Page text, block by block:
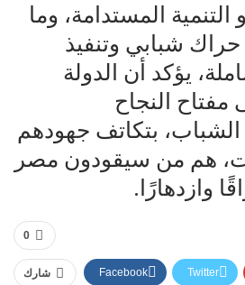
المستدامة، وما
شبابي وتنفيذ
يؤكد أن الدولة
النجاح
الشباب، بتكاتف جهودهم
هم من سيقودون مصر
وازدهارًا.
0
شارك Facebook Twitter